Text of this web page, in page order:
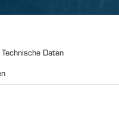
Technische Daten